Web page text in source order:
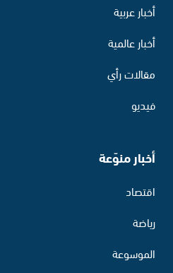
أخبار عربية
أخبار عالمية
مقالات رأي
فيديو
أخبار منوّعة
اقتصاد
رياضة
الموسوعة